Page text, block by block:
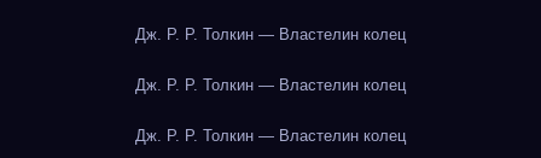
Дж. Р. Р. Толкин — Властелин колец
Дж. Р. Р. Толкин — Властелин колец
Дж. Р. Р. Толкин — Властелин колец